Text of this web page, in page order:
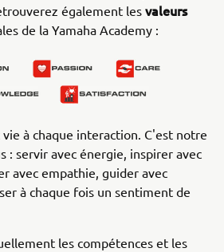
également les valeurs
de la Yamaha Academy :
à chaque interaction. C'est notre
: servir avec énergie, inspirer avec
avec empathie, guider avec
à chaque fois un sentiment de
les compétences et les